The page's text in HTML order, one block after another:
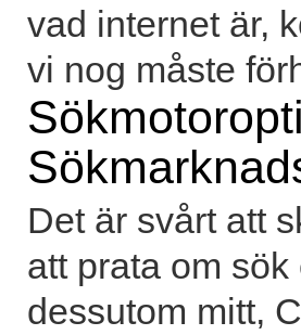
vad internet är,
vi nog måste
Det är svårt att
att prata om
dessutom mitt,